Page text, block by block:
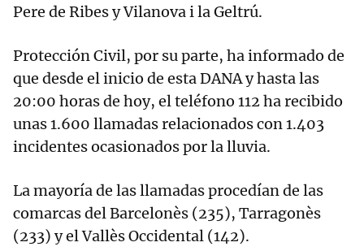
Pere de Ribes y Vilanova i la Geltrú.
Protección Civil, por su parte, ha informado de
que desde el inicio de esta DANA y hasta las
20:00 horas de hoy, el teléfono 112 ha recibido
unas 1.600 llamadas relacionados con 1.403
incidentes ocasionados por la lluvia.
La mayoría de las llamadas procedían de las
comarcas del Barcelonès (235), Tarragonès
(233) y el Vallès Occidental (142).